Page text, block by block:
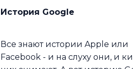
История Google
Все знают истории Apple или
Facebook - и на слуху они, и